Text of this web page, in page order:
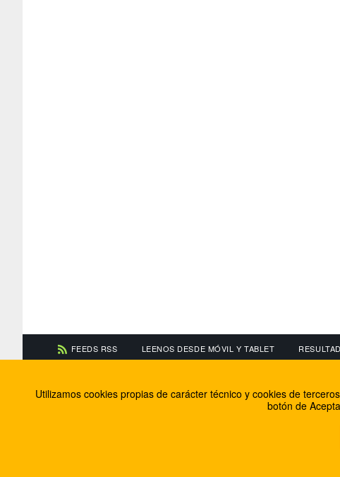
FEEDS RSS LEENOS DESDE MÓVIL Y TABLET
Información de contacto
El equipo de FútbolBalear
Soluciones Corporativas IP
Utilizamos cookies propias de carácter técnico y cookies de
botón de